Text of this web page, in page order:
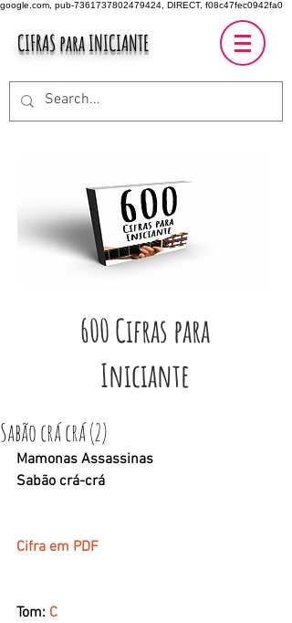
google.com, pub-7361737802479424, DIRECT, f08c47fec0942fa0
CIFRAS para INICIANTE
600 Cifras para
Iniciante
Sabão crá crá (2)
Mamonas Assassinas
Sabão crá-crá
Cifra em PDF
Tom: C